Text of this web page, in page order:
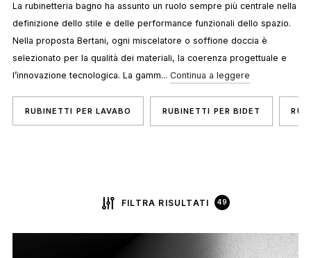
La rubinetteria bagno ha assunto un ruolo sempre più centrale nella
definizione dello stile e delle performance funzionali dello spazio.
Nella proposta Bertani, ogni miscelatore o soffione doccia è
selezionato per la qualità dei materiali, la coerenza progettuale e
l’innovazione tecnologica. La gamm... Continua a leggere
RUBINETTI PER LAVABO RUBINETTI PER BIDET
FILTRA RISULTATI 49